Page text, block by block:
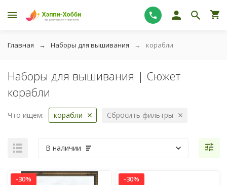
Главная Наборы для вышивания корабли
Наборы для вышивания | Сюжет
корабли
Что ищем: корабли Сбросить фильтры
В наличии
-30% -30%